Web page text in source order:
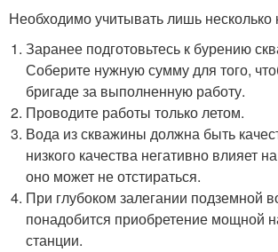
Необходимо учитывать лишь несколько
Заранее подготовьтесь к бурению
Соберите нужную сумму для того,
бригаде за выполненную работу.
Проводите работы только летом.
Вода из скважины должна быть
низкого качества негативно влияет
оно может не отстираться.
При глубоком залегании подземной
понадобится приобретение мощной
станции.